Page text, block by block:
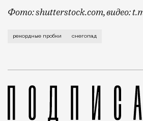
Фото: shutterstock.com, видео:
По прогнозам синоптиков,
рекордные пробки снегопад